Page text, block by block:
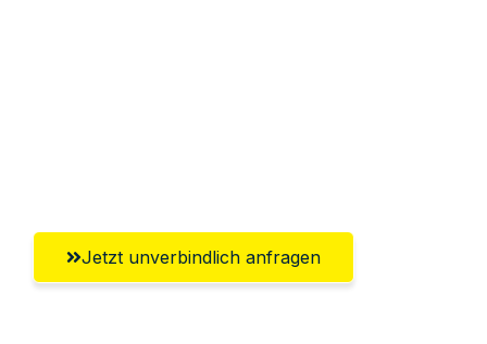
Jetzt unverbindlich anfragen